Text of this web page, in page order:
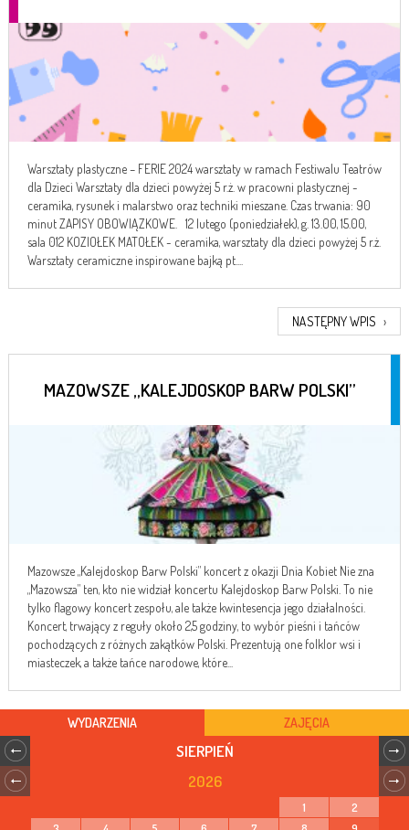
Warsztaty plastyczne – FERIE 2024 warsztaty w ramach Festiwalu Teatrów
dla Dzieci Warsztaty dla dzieci powyżej 5 r.ż. w pracowni plastycznej -
ceramika, rysunek i malarstwo oraz techniki mieszane. Czas trwania: 90
minut ZAPISY OBOWIĄZKOWE. 12 lutego (poniedziałek), g. 13.00, 15.00,
sala 012 KOZIOŁEK MATOŁEK - ceramika, warsztaty dla dzieci powyżej 5 r.ż.
Warsztaty ceramiczne inspirowane bajką pt....
NASTĘPNY WPIS ›
MAZOWSZE „KALEJDOSKOP BARW POLSKI”
Mazowsze „Kalejdoskop Barw Polski” koncert z okazji Dnia Kobiet Nie zna
„Mazowsza” ten, kto nie widział koncertu Kalejdoskop Barw Polski. To nie
tylko flagowy koncert zespołu, ale także kwintesencja jego działalności.
Koncert, trwający z reguły około 2,5 godziny, to wybór pieśni i tańców
pochodzących z różnych zakątków Polski. Prezentują one folklor wsi i
miasteczek, a także tańce narodowe, które...
WYDARZENIA ZAJĘCIA
SIERPIEŃ
2026
1
2